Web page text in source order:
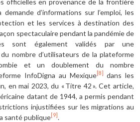
d’informations sur l’emploi, les
et les services à destination des
spectaculaire pendant la pandémie de
sont également validés par une
nombre d’utilisateurs de la plateforme
et un doublement du nombre
InfoDigna au Mexique [8]
dans les
en mai 2023, du « Titre 42 ». Cet article,
datant de 1944, a permis pendant
injustifiées sur les migrations au
santé publique [9] .